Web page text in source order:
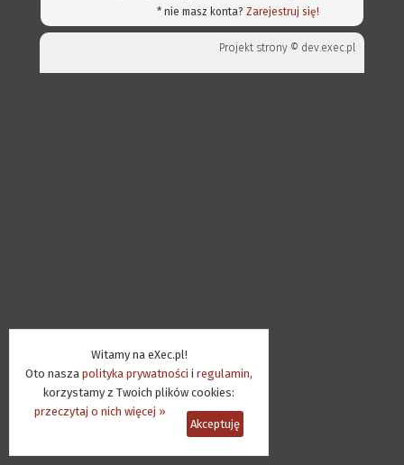
Witamy na eXec.pl!
Oto nasza polityka prywatności i regulamin,
korzystamy z Twoich plików cookies:
przeczytaj o nich więcej »
Akceptuję
* nie masz konta? Zarejestruj się!
Projekt strony © dev.exec.pl